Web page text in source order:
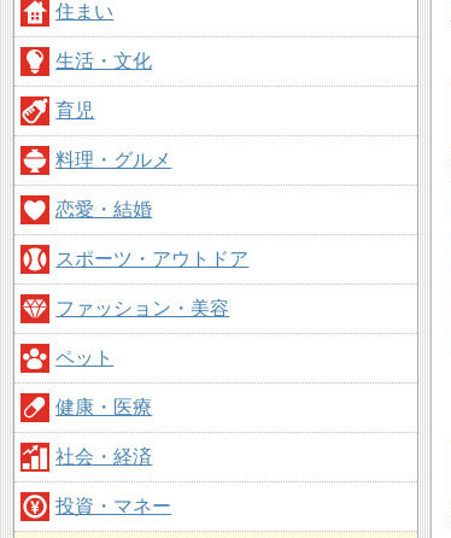
住まい
生活・文化
育児
料理・グルメ
恋愛・結婚
スポーツ・アウトドア
ファッション・美容
ペット
健康・医療
社会・経済
投資・マネー